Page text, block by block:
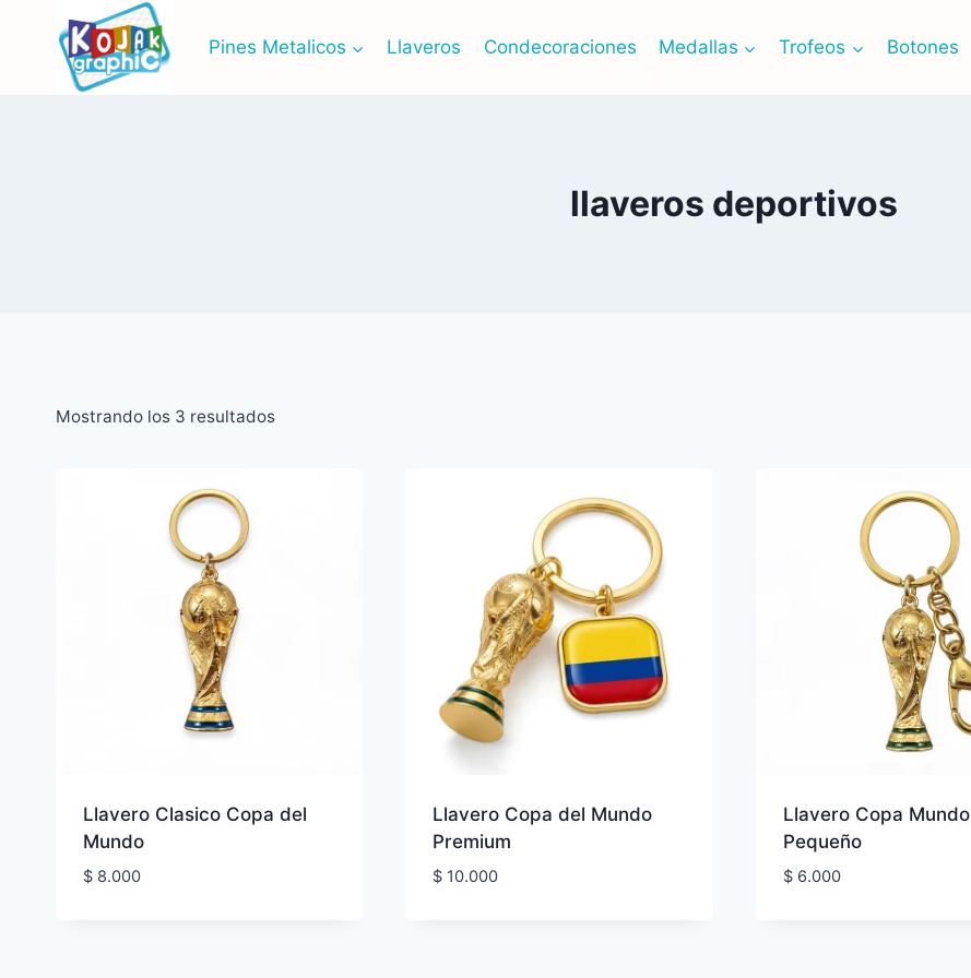
contenido
Pines Metalicos Llaveros Condecoraciones Medallas Trofeos Botones
llaveros deportivos
Mostrando los 3 resultados
Llavero Clasico Copa del
Mundo
$8.000
Llavero Copa del Mundo
Premium
$ 10.000
Llavero Copa Mundo
Pequeño
$6.000